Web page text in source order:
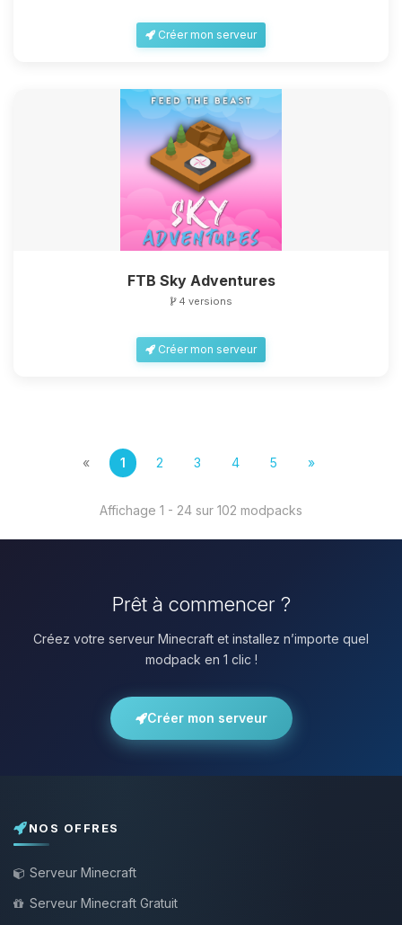
Créer mon serveur
FTB Sky Adventures
4 versions
Créer mon serveur
« 1 2 3 4 5 »
Affichage 1 - 24 sur 102 modpacks
Prêt à commencer ?
Créez votre serveur Minecraft et installez n’importe quel
modpack en 1 clic !
Créer mon serveur
NOS OFFRES
Serveur Minecraft
Serveur Minecraft Gratuit